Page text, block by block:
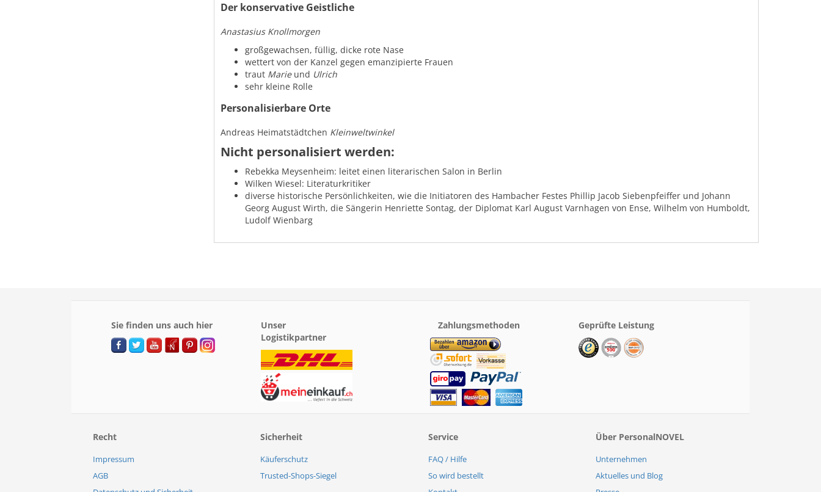
Der konservative Geistliche
Anastasius Knollmorgen
großgewachsen, füllig, dicke rote Nase
wettert von der Kanzel gegen emanzipierte Frauen
traut Marieund Ulrich
sehr kleine Rolle
Personalisierbare Orte
Andreas Heimatstädtchen Kleinweltwinkel
Nicht personalisiert werden:
Rebekka Meysenheim: leitet einen literarischen Salon in Berlin
Wilken Wiesel: Literaturkritiker
diverse historische Persönlichkeiten, wie die Initiatoren des Hambacher Festes Phillip Jacob Siebenpfeiffer und Johann
Georg August Wirth, die Sängerin Henriette Sontag, der Diplomat Karl August Varnhagen von Ense, Wilhelm von Humboldt,
Ludolf Wienbarg
Sie finden uns auch hier
Unser
Logistikpartner
Zahlungsmethoden Geprüfte Leistung
Recht
Impressum
AGB
Sicherheit
Käuferschutz
Trusted-Shops-Siegel
Service
FAQ / Hilfe
So wird bestellt
Über PersonalNOVEL
Unternehmen
Aktuelles und Blog